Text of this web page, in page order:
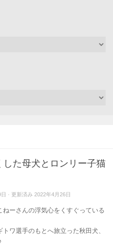
した母犬とロンリー子猫
· 更新済み 2022年4月26日
ーさんの浮気心をくすぐっている
ワ選手のもとへ旅立った秋田犬、